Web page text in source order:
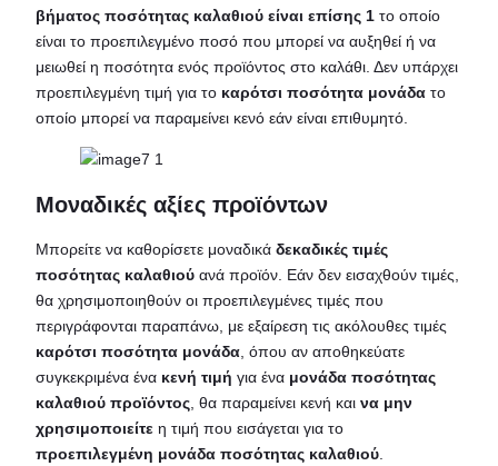
βήματος ποσότητας καλαθιού είναι επίσης 1 το οποίο
είναι το προεπιλεγμένο ποσό που μπορεί να αυξηθεί ή να
μειωθεί η ποσότητα ενός προϊόντος στο καλάθι. Δεν υπάρχει
προεπιλεγμένη τιμή για το καρότσι ποσότητα μονάδα το
οποίο μπορεί να παραμείνει κενό εάν είναι επιθυμητό.
Μοναδικές αξίες προϊόντων
Μπορείτε να καθορίσετε μοναδικά δεκαδικές τιμές
ποσότητας καλαθιού ανά προϊόν. Εάν δεν εισαχθούν τιμές,
θα χρησιμοποιηθούν οι προεπιλεγμένες τιμές που
περιγράφονται παραπάνω, με εξαίρεση τις ακόλουθες τιμές
καρότσι ποσότητα μονάδα , όπου αν αποθηκεύατε
συγκεκριμένα ένα κενή τιμή για ένα μονάδα ποσότητας
καλαθιού προϊόντος , θα παραμείνει κενή και να μην
χρησιμοποιείτε η τιμή που εισάγεται για το
προεπιλεγμένη μονάδα ποσότητας καλαθιού